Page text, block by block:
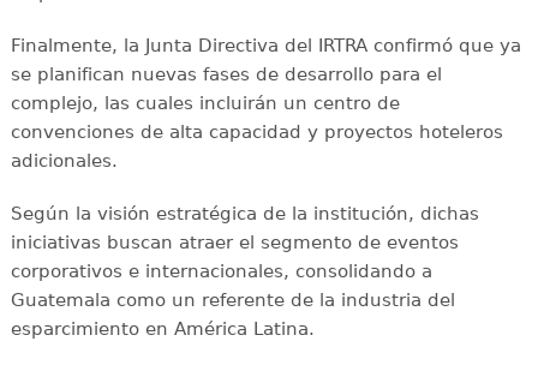
Finalmente, la Junta Directiva del IRTRA confirmó que ya
se planifican nuevas fases de desarrollo para el
complejo, las cuales incluirán un centro de
convenciones de alta capacidad y proyectos hoteleros
adicionales.
Según la visión estratégica de la institución, dichas
iniciativas buscan atraer el segmento de eventos
corporativos e internacionales, consolidando a
Guatemala como un referente de la industria del
esparcimiento en América Latina.